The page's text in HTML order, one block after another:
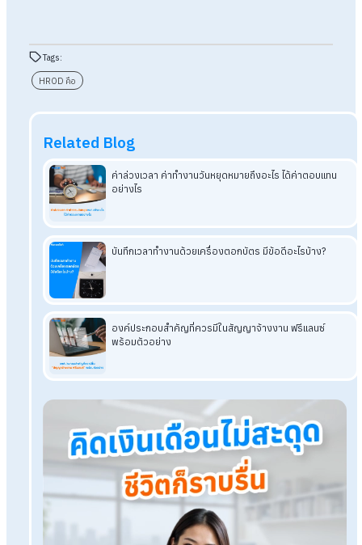
รวมของกระบวนการทำงานเป็นทีมหรือโครงสร้างองค์กร เป็นกระ
บวนการพัฒนาทั้งบุคลากรและองค์กรให้มีประสิทธิภาพสามารถป
ตัวให้เข้ากับการเปลี่ยนแปลงได้
โดย HRODมีความสำคัญกับองค์กรในด้านของการพัฒนาระบบ ไ
จะเป็นงาน HRMหรือ HRDเน้นมองภาพรวมขององค์กรเป็นหลัก
ให้องค์กรสามารถพัฒนาได้อย่างมีประสิทธิภาพ
HumanSoft Payroll & HR Solution
Try Free 30 daysAll HR's functions
Free setup service.
Try it free